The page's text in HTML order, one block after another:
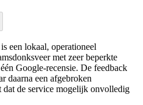
een lokaal, operationeel
met zeer beperkte
Google‑recensie. De feedback
daarna een afgebroken
de service mogelijk onvolledig